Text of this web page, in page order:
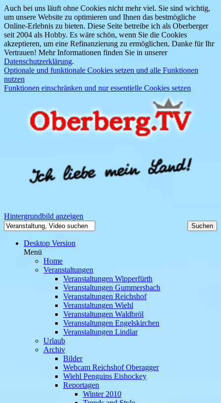
Auch bei uns läuft ohne Cookies nicht mehr viel. Sie sind wichtig,
um unsere Website zu optimieren und Ihnen das bestmögliche
Online-Erlebnis zu bieten. Diese Seite betreibe ich als Oberberger
seit 2004 als Hobby. Es wäre schön, wenn Sie die Cookies
akzeptieren, um eine Refinanzierung zu ermöglichen. Danke für Ihr
Vertrauen! Mehr Informationen finden Sie in unserer
Datenschutzerklärung.
Optionale und funktionale Cookies setzen und alle Funktionen
nutzen
Funktionen einschränken und nur essentielle Cookies setzen
Hintergrundbild anzeigen
Desktop Version
Menü
Home
Veranstaltungen
Veranstaltungen Wipperfürth
Veranstaltungen Gummersbach
Veranstaltungen Reichshof
Veranstaltungen Wiehl
Veranstaltungen Waldbröl
Veranstaltungen Engelskirchen
Veranstaltungen Lindlar
Urlaub
Archiv
Bilder
Webcam Reichshof Oberagger
Wiehl Penguins Eishockey
Reportagen
Winter 2010